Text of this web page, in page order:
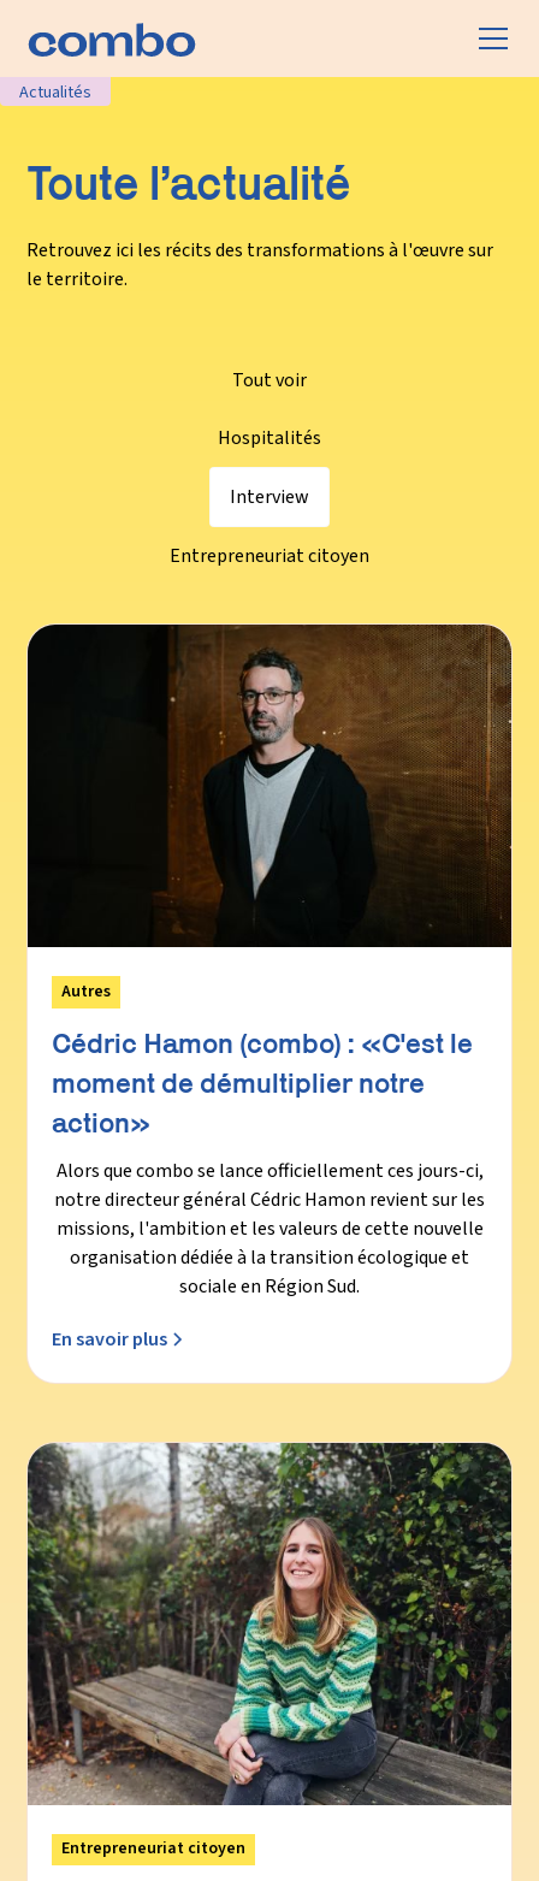
Actualités
Toute l’actualité
Retrouvez ici les récits des transformations à l'œuvre sur
le territoire.
Tout voir
Hospitalités
Interview
Entrepreneuriat citoyen
Autres
Cédric Hamon (combo) : «C'est le
moment de démultiplier notre
action»
Alors que combo se lance officiellement ces jours-ci,
notre directeur général Cédric Hamon revient sur les
missions, l'ambition et les valeurs de cette nouvelle
organisation dédiée à la transition écologique et
sociale en Région Sud.
En savoir plus
Entrepreneuriat citoyen